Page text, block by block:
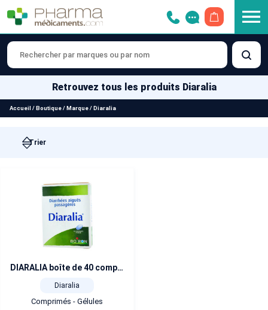
Retrouvez tous les produits Diaralia
Accueil / Boutique/ Marque/ Diaralia
DIARALIA boîte de 40 comprimés à sucer
Diaralia
Comprimés - Gélules